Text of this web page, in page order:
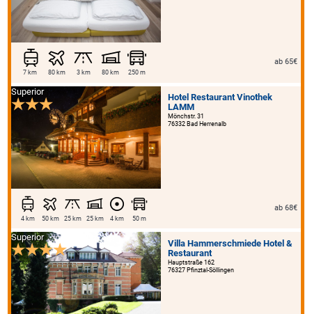
7 km 80 km 3 km 80 km 250 m
ab 65€
Hotel Restaurant Vinothek
LAMM
Mönchstr. 31
76332 Bad Herrenalb
Superior
4 km 50 km 25 km 25 km 4 km 50 m
ab 68€
Villa Hammerschmiede Hotel &
Restaurant
Hauptstraße 162
76327 Pfinztal-Söllingen
Superior